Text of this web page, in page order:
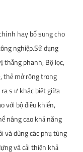
hay bổ sung cho
nghiệp.Sử dụng
thắng phanh, Bộ lọc,
thẻ mở rộng trong
s ự khác biệt giữa
với bộ điều khiển,
nâng cao khả năng
và dùng các phụ tùng
và cải thiện khả